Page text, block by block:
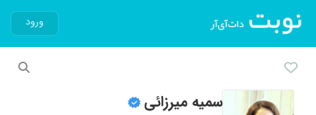
ورود
سمیه میرزائی